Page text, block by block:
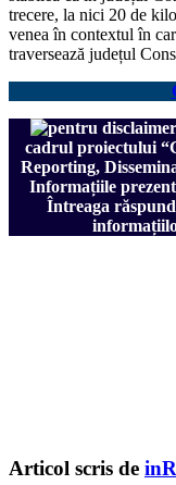
trecere, la nici 20 de
venea în contextul în
traversează județul
cadrul proiectului
Reporting,
Informațiile
Întreaga
Articol scris de